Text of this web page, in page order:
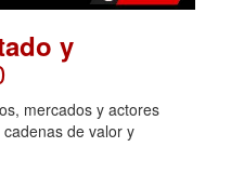
y
mercados y actores
de valor y